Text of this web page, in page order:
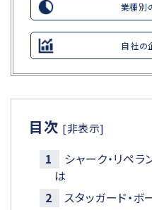
業種別
自社の
目次 [非表示]
シャーク・リペ
は
スタッガード・ボ